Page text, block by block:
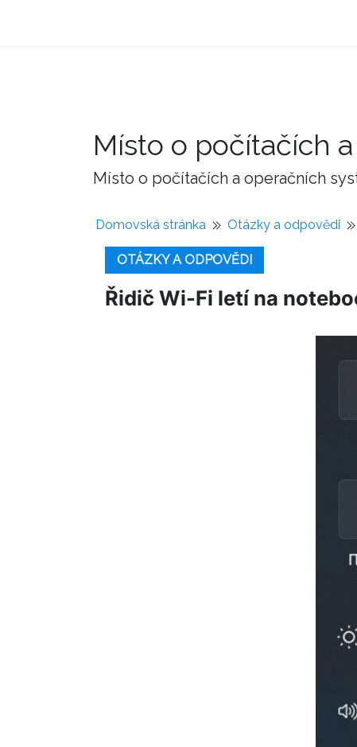
Místo o počítačích
Místo o počítačích a operačních
Domovská stránka Otázky a odpovědi
OTÁZKY A ODPOVĚDI
Řidič Wi-Fi letí na